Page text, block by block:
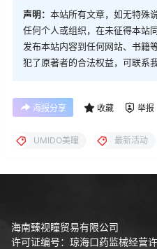
声明： 本站所有文章，如无特殊
任何个人或组织，在未征得本站
发布本站内容到任何网站、书籍
犯了原著者的合法权益，可联系
海报分享 收藏 举报
UMIDO美瞳 最新活动
海南臻视瞳贸易有限公司
许可证编号：琼海口药监械经营